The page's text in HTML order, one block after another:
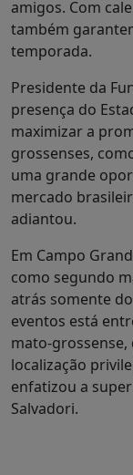
amigos. Com
também
temporada.
Presidente da
presença do
maximizar a
grossenses,
uma grande
mercado
adiantou.
Em Campo
como segundo
atrás somente
eventos está
mato-
localização
enfatizou a
Salvadori.